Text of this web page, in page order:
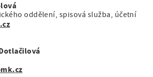
oddělení, spisová služba, účetní